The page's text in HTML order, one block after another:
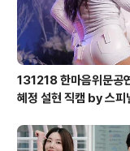
131218 한마음위문공
혜정 설현 직캠 by 스피